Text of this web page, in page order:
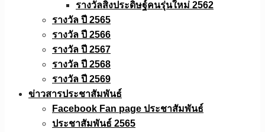
รางวัลสิ่งประดิษฐ์คนรุ่นใหม่ 2562
รางวัล ปี 2565
รางวัล ปี 2566
รางวัล ปี 2567
รางวัล ปี 2568
รางวัล ปี 2569
ข่าวสารประชาสัมพันธ์
Facebook Fan page ประชาสัมพันธ์
ประชาสัมพันธ์ 2565